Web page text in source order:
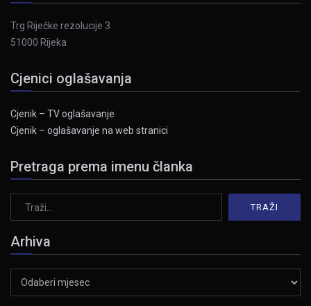
Trg Riječke rezolucije 3
51000 Rijeka
Cjenici oglašavanja
Cjenik – TV oglašavanje
Cjenik – oglašavanje na web stranici
Pretraga prema imenu članka
Arhiva